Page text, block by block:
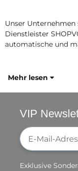
Unser
Dienstleister
automatische und
Mehr lesen
VIP
Newsletter-
Exklusive